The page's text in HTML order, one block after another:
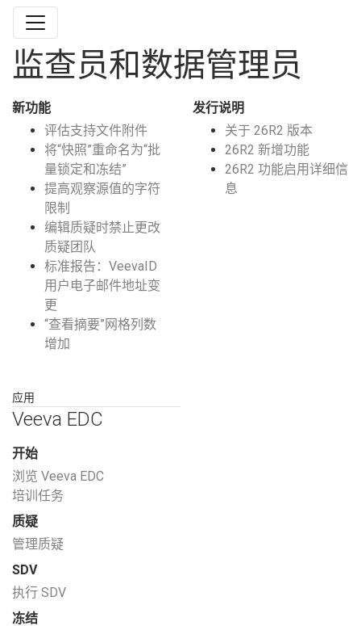
监查员和数据管理员
新功能
评估支持文件附件
将“快照”重命名为“批
量锁定和冻结”
提高观察源值的字符
限制
编辑质疑时禁止更改
质疑团队
标准报告：VeevaID
用户电子邮件地址变
更
“查看摘要”网格列数
增加
发行说明
关于 26R2 版本
26R2 新增功能
26R2 功能启用详细信
息
应用
Veeva EDC
开始
浏览 Veeva EDC
培训任务
质疑
管理质疑
SDV
执行 SDV
冻结